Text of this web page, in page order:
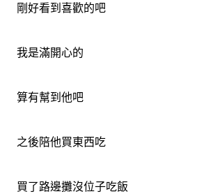
剛好看到喜歡的吧
我是滿開心的
算有幫到他吧
之後陪他買東西吃
買了路邊攤沒位子吃飯